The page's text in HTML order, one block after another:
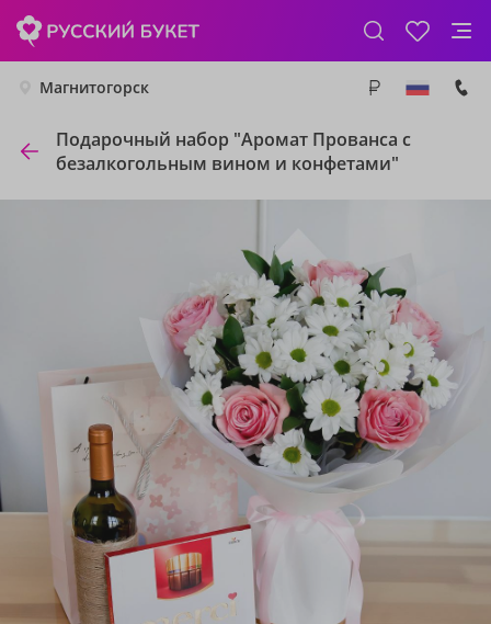
Магнитогорск
Подарочный набор "Аромат Прованса с
безалкогольным вином и конфетами"